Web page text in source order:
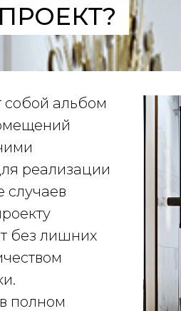
собой альбом
реализации
случаев
без лишних
полном